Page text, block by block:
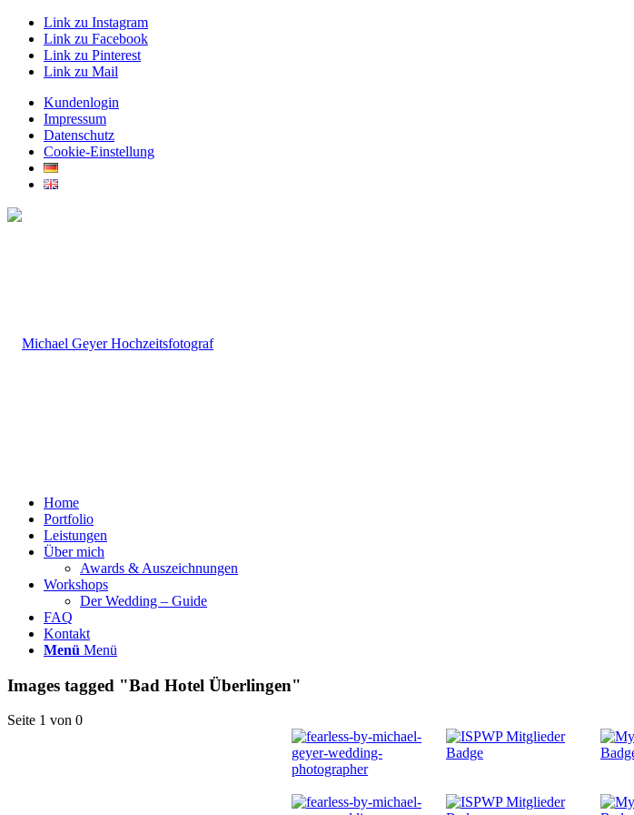
Link zu Instagram
Link zu Facebook
Link zu Pinterest
Link zu Mail
Kundenlogin
Impressum
Datenschutz
Cookie-Einstellung
Home
Portfolio
Leistungen
Über mich
Awards & Auszeichnungen
Workshops
Der Wedding – Guide
FAQ
Kontakt
Menü Menü
Images tagged "Bad Hotel Überlingen"
Seite 1 von 0